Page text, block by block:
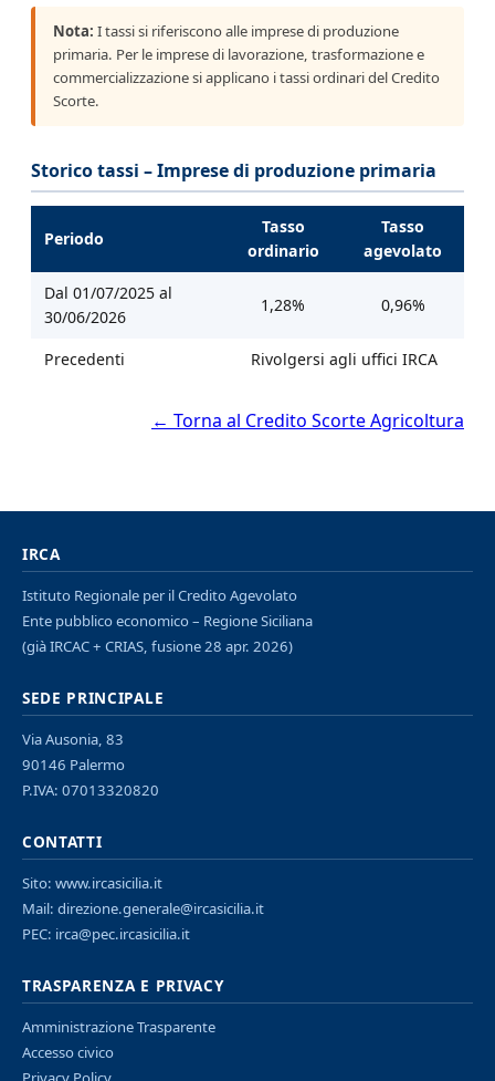
Nota: I tassi si riferiscono alle imprese di produzione
primaria. Per le imprese di lavorazione, trasformazione e
commercializzazione si applicano i tassi ordinari del Credito
Scorte.
Storico tassi – Imprese di produzione primaria
Periodo
Tasso
ordinario
Tasso
agevolato
Dal 01/07/2025 al
30/06/2026
1,28% 0,96%
Precedenti Rivolgersi agli uffici IRCA
← Torna al Credito Scorte Agricoltura
IRCA
Istituto Regionale per il Credito Agevolato
Ente pubblico economico – Regione Siciliana
(già IRCAC + CRIAS, fusione 28 apr. 2026)
SEDE PRINCIPALE
Via Ausonia, 83
90146 Palermo
P.IVA: 07013320820
CONTATTI
Sito: www.ircasicilia.it
Mail: direzione.generale@ircasicilia.it
PEC: irca@pec.ircasicilia.it
TRASPARENZA E PRIVACY
Amministrazione Trasparente
Accesso civico